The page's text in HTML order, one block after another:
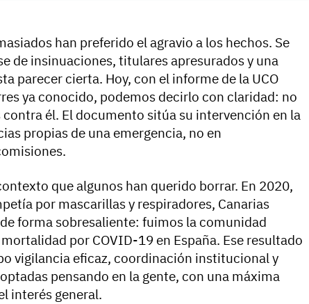
han preferido el agravio a los hechos. Se
de insinuaciones, titulares apresurados y una
parecer cierta. Hoy, con el informe de la UCO
ya conocido, podemos decirlo con claridad: no
él. El documento sitúa su intervención en la
propias de una emergencia, no en
que algunos han querido borrar. En 2020,
por mascarillas y respiradores, Canarias
forma sobresaliente: fuimos la comunidad
por COVID-19 en España. Ese resultado
vigilancia eficaz, coordinación institucional y
pensando en la gente, con una máxima
interés general.